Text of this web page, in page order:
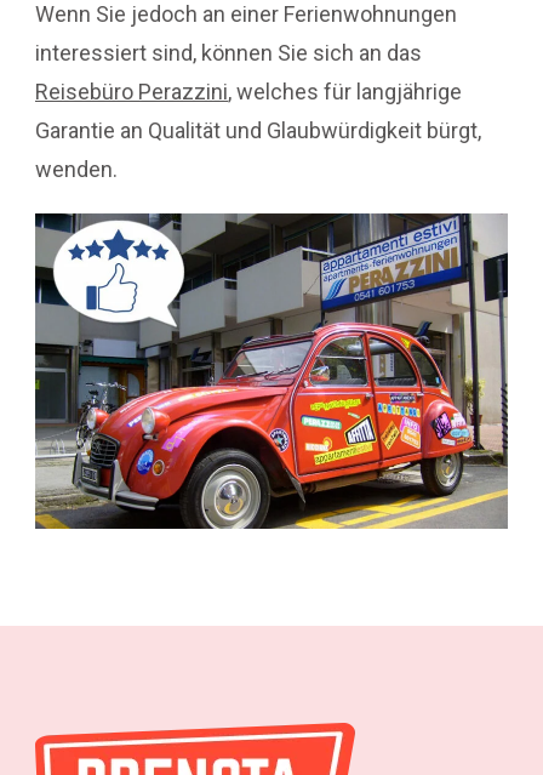
Wenn Sie jedoch an einer Ferienwohnungen
interessiert sind, können Sie sich an das
Reisebüro Perazzini, welches für langjährige
Garantie an Qualität und Glaubwürdigkeit bürgt,
wenden.